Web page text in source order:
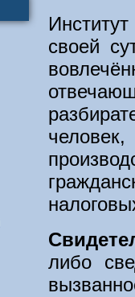
своей
либо